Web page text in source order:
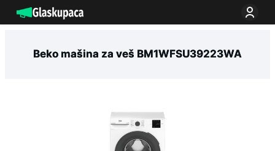
na
Beko mašina za veš BM1WFSU39223WA